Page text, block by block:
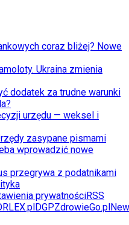
coraz bliżej? Nowe
Ukraina zmienia
dodatek za trudne warunki
urzędu — weksel i
zasypane pismami
wprowadzić nowe
przegrywa z podatnikami
prywatnościRSS
DGPZdrowieGo.pl